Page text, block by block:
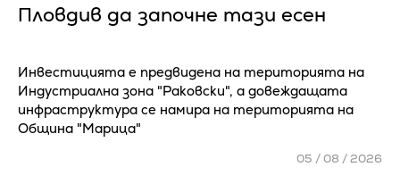
Πлoвдив да зaпoчнe тaзи eceн
Инвестицията е предвидена на територията на
Индустриална зона "Раковски", а довеждащата
инфраструктура се намира на територията на
Община "Марица"
05 / 08 / 2026